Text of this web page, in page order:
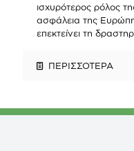
ισχυρότερος ρόλος
ασφάλεια της
επεκτείνει τη
ΠΕΡΙΣΣΟΤΕΡΑ